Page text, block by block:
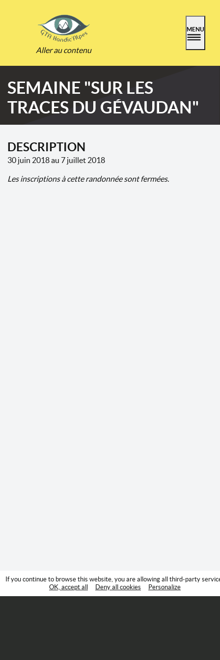
Aller au contenu
MENU
SEMAINE "SUR LES
TRACES DU GÉVAUDAN"
DESCRIPTION
30 juin 2018 au 7 juillet 2018
Les inscriptions à cette randonnée sont fermées.
If you continue to browse this website, you are allowing all third-party
OK, accept all
Deny all cookies Personalize